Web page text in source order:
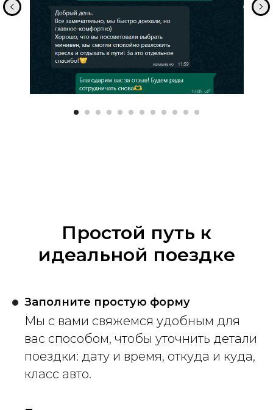
Простой путь к
идеальной поездке
Заполните простую форму
Мы с вами свяжемся удобным для
вас способом, чтобы уточнить детали
поездки: дату и время, откуда и куда,
класс авто.